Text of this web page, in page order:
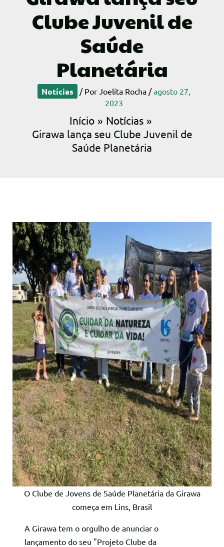
Clube Juvenil de
Saúde
Planetária
Notícias / Por Joelita Rocha /agosto 27,
2023
Início
Notícias
Girawa lança seu Clube Juvenil de
Saúde Planetária
O Clube de Jovens de Saúde Planetária da Girawa
começa em Lins, Brasil
A Girawa tem o orgulho de anunciar o
lançamento do seu "Projeto Clube da